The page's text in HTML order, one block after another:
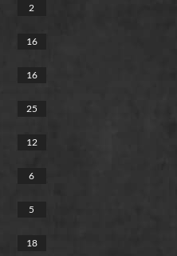
2
16
16
25
12
6
5
18